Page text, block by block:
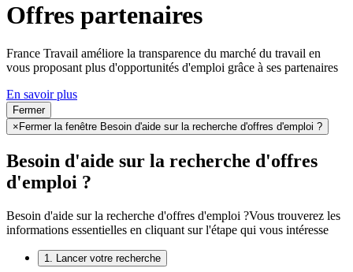
Offres partenaires
France Travail améliore la transparence du marché du travail en
vous proposant plus d'opportunités d'emploi grâce à ses partenaires
En savoir plus
Fermer
× Fermer la fenêtre Besoin d'aide sur la recherche d'offres d'emploi ?
Besoin d'aide sur la recherche d'offres
d'emploi ?
Besoin d'aide sur la recherche d'offres d'emploi ?Vous trouverez les
informations essentielles en cliquant sur l'étape qui vous intéresse
1. Lancer votre recherche